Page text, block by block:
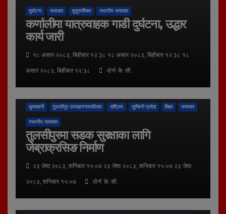
दुर्घटना समाचार सुदूरपश्चिम स्थानीय समाचार
कर्णालीमा यात्रुवाहक गाडी दुर्घटना, उद्धार
कार्य जारी
१८ असार २०८३, बिहीबार १२:३८ १८ असार २०८३, बिहीबार १२:३८ १८
असार २०८३, बिहीबार १२:३८ दोर्ण के.सी.
कुराकानी तुलसीपुर उपमहानगरपालिका राष्ट्रिय लुम्बिनी प्रदेश शिक्षा समाचार
स्थानीय समाचार
तुलसीपुरमा सडक सुरक्षाका लागि
जेब्राक्रसिङ निर्माण
२३ जेष्ठ २०८३, शनिबार १५:०७ २३ जेष्ठ २०८३, शनिबार १५:०७ २३ जेष्ठ
२०८३, शनिबार १५:०७ दोर्ण के.सी.